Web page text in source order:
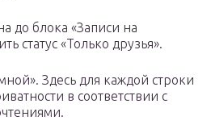
до блока «Записи на
статус «Только друзья».
Здесь для каждой строки
в соответствии с